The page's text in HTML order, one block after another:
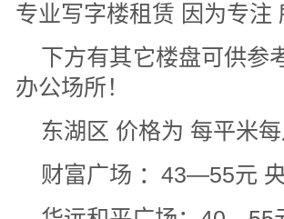
专业写字楼租赁 因为专注
下方有其它楼盘可供参
办公场所！
东湖区 价格为 每平米每
财富广场 ：43—55元